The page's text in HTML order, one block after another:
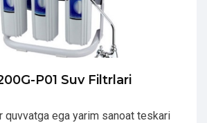
P01 Suv Filtrlari
quvvatga ega yarim sanoat teskari